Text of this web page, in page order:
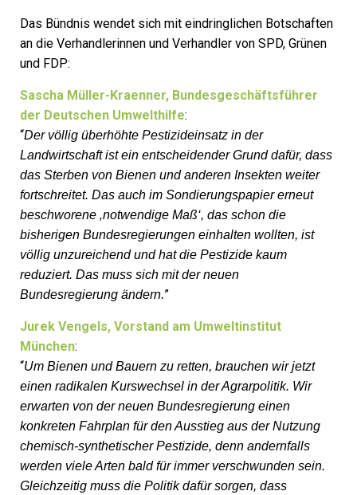
Das Bündnis wendet sich mit eindringlichen Botschaften
an die Verhandlerinnen und Verhandler von SPD, Grünen
und FDP:
Sascha Müller-Kraenner, Bundesgeschäftsführer
der Deutschen Umwelthilfe:
“Der völlig überhöhte Pestizideinsatz in der
Landwirtschaft ist ein entscheidender Grund dafür, dass
das Sterben von Bienen und anderen Insekten weiter
fortschreitet. Das auch im Sondierungspapier erneut
beschworene ‚notwendige Maß‘, das schon die
bisherigen Bundesregierungen einhalten wollten, ist
völlig unzureichend und hat die Pestizide kaum
reduziert. Das muss sich mit der neuen
Bundesregierung ändern.”
Jurek Vengels, Vorstand am Umweltinstitut
München:
“Um Bienen und Bauern zu retten, brauchen wir jetzt
einen radikalen Kurswechsel in der Agrarpolitik. Wir
erwarten von der neuen Bundesregierung einen
konkreten Fahrplan für den Ausstieg aus der Nutzung
chemisch-synthetischer Pestizide, denn andernfalls
werden viele Arten bald für immer verschwunden sein.
Gleichzeitig muss die Politik dafür sorgen, dass